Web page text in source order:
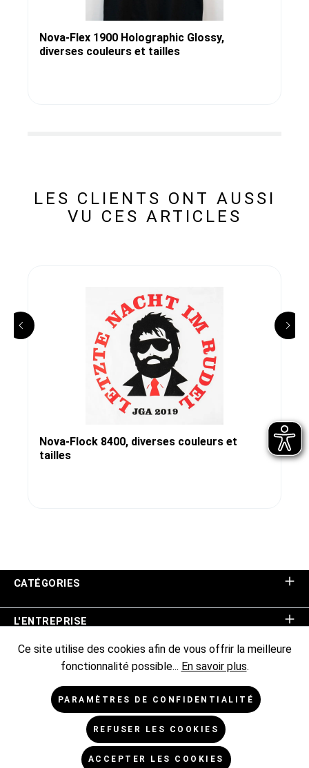
Nova-Flex 1900 Holographic Glossy,
diverses couleurs et tailles
LES CLIENTS ONT AUSSI
VU CES ARTICLES
Nova-Flock 8400, diverses couleurs et
tailles
CATÉGORIES
L'ENTREPRISE
ASSISTANCE BOUTIQUE
INFORMATIONS
Ce site utilise des cookies afin de vous offrir la meilleure
fonctionnalité possible... En savoir plus.
PARAMÈTRES DE CONFIDENTIALITÉ
REFUSER LES COOKIES
ACCEPTER LES COOKIES